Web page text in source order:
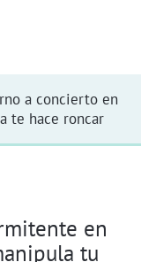
a concierto en
te hace roncar
en
tu